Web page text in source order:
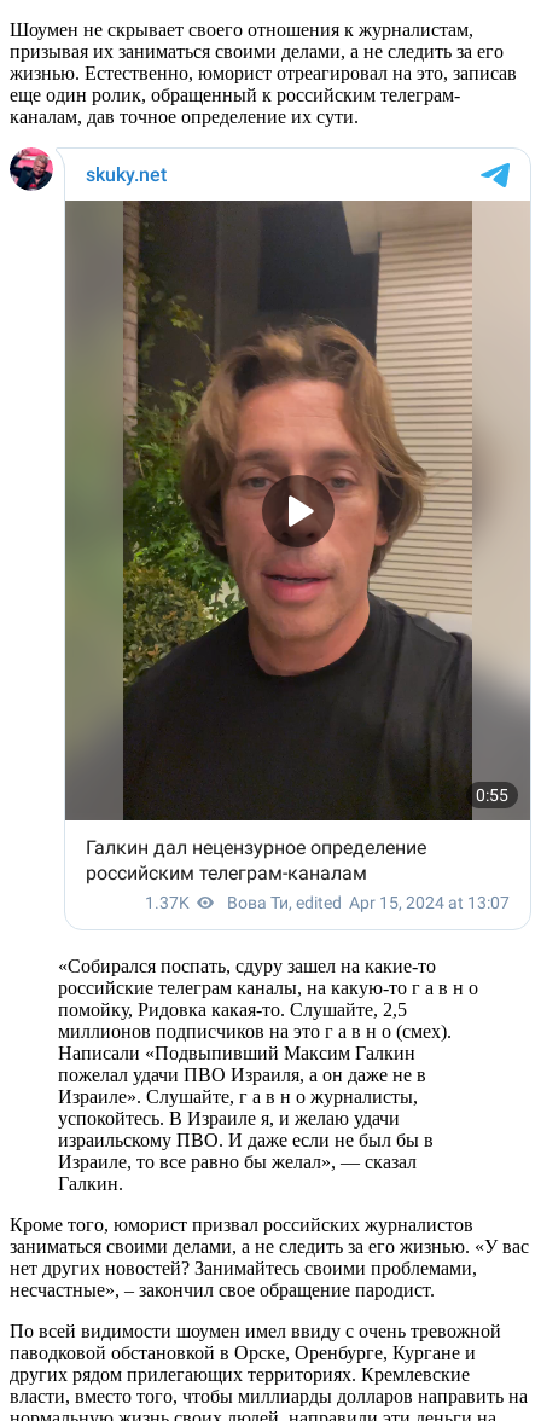
Шоумен не скрывает своего отношения к журналистам,
призывая их заниматься своими делами, а не следить за его
жизнью. Естественно, юморист отреагировал на это, записав
еще один ролик, обращенный к российским телеграм-
каналам, дав точное определение их сути.
«Собирался поспать, сдуру зашел на какие-то
российские телеграм каналы, на какую-то г а в н о
помойку, Ридовка какая-то. Слушайте, 2,5
миллионов подписчиков на это г а в н о (смех).
Написали «Подвыпивший Максим Галкин
пожелал удачи ПВО Израиля, а он даже не в
Израиле». Слушайте, г а в н о журналисты,
успокойтесь. В Израиле я, и желаю удачи
израильскому ПВО. И даже если не был бы в
Израиле, то все равно бы желал», — сказал
Галкин.
Кроме того, юморист призвал российских журналистов
заниматься своими делами, а не следить за его жизнью. «У вас
нет других новостей? Занимайтесь своими проблемами,
несчастные», – закончил свое обращение пародист.
По всей видимости шоумен имел ввиду с очень тревожной
паводковой обстановкой в Орске, Оренбурге, Кургане и
других рядом прилегающих территориях. Кремлевские
власти, вместо того, чтобы миллиарды долларов направить на